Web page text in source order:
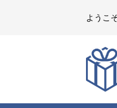
ようこ